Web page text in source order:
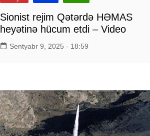
Sionist rejim Qətərdə HƏMAS
heyətinə hücum etdi – Video
Sentyabr 9, 2025 - 18:59